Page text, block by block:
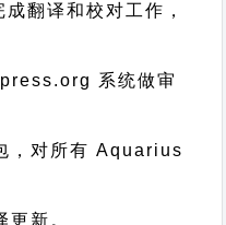
翻译和校对工作，
系统做审
，对所有 Aquarius
新。